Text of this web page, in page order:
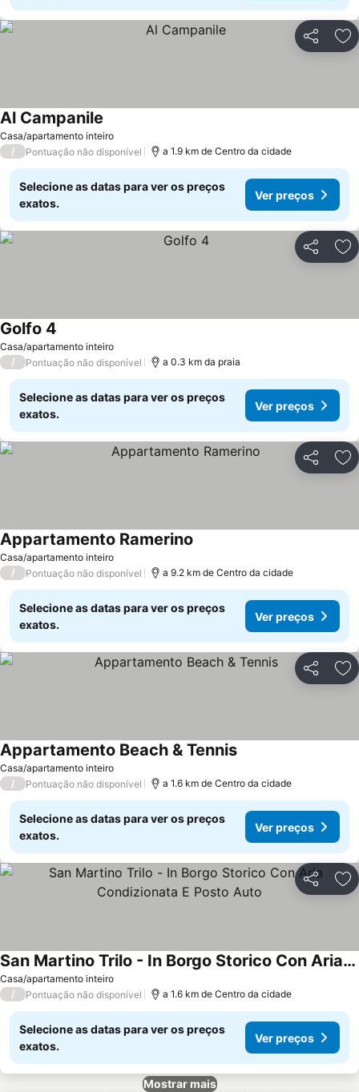
Partilhar
Casa/apartamento inteiro
Al Campanile
/ Pontuação não disponível a 1.9 km de Centro da cidade
Selecione as datas para ver os preços
exatos.
Ver preços
Partilhar
Casa/apartamento inteiro
Golfo 4
/ Pontuação não disponível a 0.3 km da praia
Selecione as datas para ver os preços
exatos.
Ver preços
Partilhar
Casa/apartamento inteiro
Appartamento Ramerino
/ Pontuação não disponível a 9.2 km de Centro da cidade
Selecione as datas para ver os preços
exatos.
Ver preços
Partilhar
Casa/apartamento inteiro
Appartamento Beach & Tennis
/ Pontuação não disponível a 1.6 km de Centro da cidade
Selecione as datas para ver os preços
exatos.
Ver preços
Partilhar
Casa/apartamento inteiro
San Martino Trilo - In Borgo Storico Con Aria Condizionata E Posto Auto
/ Pontuação não disponível a 1.6 km de Centro da cidade
Selecione as datas para ver os preços
exatos.
Ver preços
Mostrar mais